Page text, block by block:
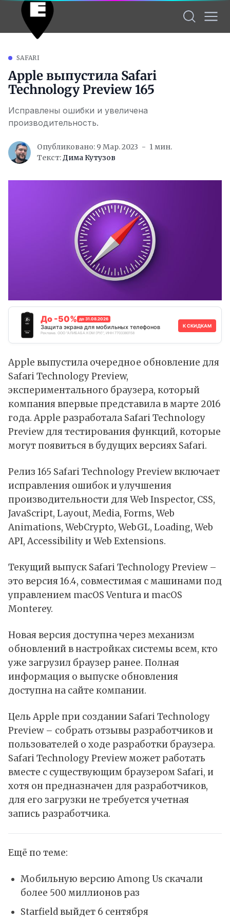
SAFARI
Apple выпустила Safari
Technology Preview 165
Исправлены ошибки и увеличена
производительность.
Опубликовано: 9 Мар. 2023
1 мин.
Текст:Дима Кутузов
До -50% до 31.08.2026
Защита экрана для мобильных телефонов
Реклама. ООО "АЛИБАБА.КОМ (РУ)", ИНН 7703380158
К СКИДКАМ
Apple выпустила очередное обновление для
Safari Technology Preview,
экспериментального браузера, который
компания впервые представила в марте 2016
года. Apple разработала Safari Technology
Preview для тестирования функций, которые
могут появиться в будущих версиях Safari.
Релиз 165 Safari Technology Preview включает
исправления ошибок и улучшения
производительности для Web Inspector, CSS,
JavaScript, Layout, Media, Forms, Web
Animations, WebCrypto, WebGL, Loading, Web
API, Accessibility и Web Extensions.
Текущий выпуск Safari Technology Preview –
это версия 16.4, совместимая с машинами под
управлением macOS Ventura и macOS
Monterey.
Новая версия доступна через механизм
обновлений в настройках системы всем, кто
уже загрузил браузер ранее. Полная
информация о выпуске обновления
доступна на сайте компании.
Цель Apple при создании Safari Technology
Preview – собрать отзывы разработчиков и
пользователей о ходе разработки браузера.
Safari Technology Preview может работать
вместе с существующим браузером Safari, и
хотя он предназначен для разработчиков,
для его загрузкине требуется учетная
запись разработчика.
Ещё по теме:
Мобильную версию Among Us скачали
более 500 миллионов раз
Starfield выйдет 6 сентября